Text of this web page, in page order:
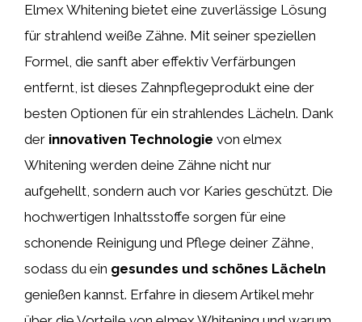
Elmex Whitening bietet eine zuverlässige Lösung
für strahlend weiße Zähne. Mit seiner speziellen
Formel, die sanft aber effektiv Verfärbungen
entfernt, ist dieses Zahnpflegeprodukt eine der
besten Optionen für ein strahlendes Lächeln. Dank
der innovativen Technologie von elmex
Whitening werden deine Zähne nicht nur
aufgehellt, sondern auch vor Karies geschützt. Die
hochwertigen Inhaltsstoffe sorgen für eine
schonende Reinigung und Pflege deiner Zähne,
sodass du ein gesundes und schönes Lächeln
genießen kannst. Erfahre in diesem Artikel mehr